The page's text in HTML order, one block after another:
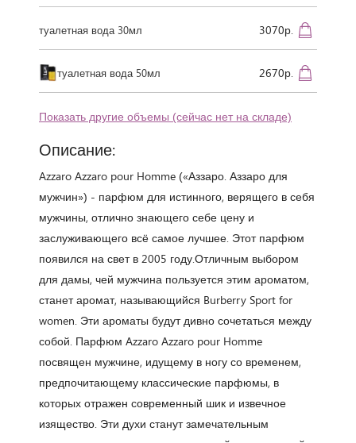
туалетная вода 30мл 3070р.
туалетная вода 50мл 2670р.
Показать другие объемы (сейчас нет на складе)
Описание:
Azzaro Azzaro pour Homme («Аззаро. Аззаро для
мужчин») - парфюм для истинного, верящего в себя
мужчины, отлично знающего себе цену и
заслуживающего всё самое лучшее. Этот парфюм
появился на свет в 2005 году.Отличным выбором
для дамы, чей мужчина пользуется этим ароматом,
станет аромат, называющийся Burberry Sport for
women. Эти ароматы будут дивно сочетаться между
собой. Парфюм Azzaro Azzaro pour Homme
посвящен мужчине, идущему в ногу со временем,
предпочитающему классические парфюмы, в
которых отражен современный шик и извечное
изящество. Эти духи станут замечательным